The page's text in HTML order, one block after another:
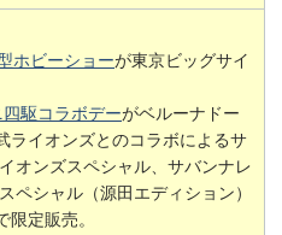
ホビーショーが東京ビッグサイ
駆コラボデーがベルーナドー
ライオンズとのコラボによるサ
オンズスペシャル、サバンナレ
ペシャル（源田エディション）
定販売。